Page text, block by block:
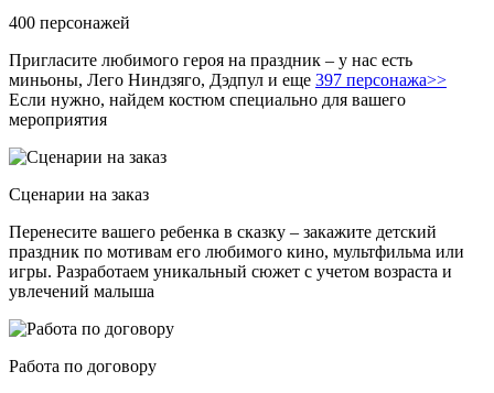
400 персонажей
Пригласите любимого героя на праздник – у нас есть
миньоны, Лего Ниндзяго, Дэдпул и еще 397 персонажа>>
Если нужно, найдем костюм специально для вашего
мероприятия
Сценарии на заказ
Перенесите вашего ребенка в сказку – закажите детский
праздник по мотивам его любимого кино, мультфильма или
игры. Разработаем уникальный сюжет с учетом возраста и
увлечений малыша
Работа по договору